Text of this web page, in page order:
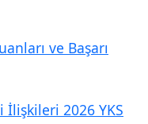
ve Başarı
İlişkileri 2026 YKS